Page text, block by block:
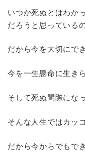
いつか死ぬとはわか
だろうと思っている
だから今を大切にで
今を一生懸命に生き
そして死ぬ間際にな
そんな人生ではカッ
だから今からでもで